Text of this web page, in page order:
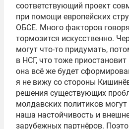
соответствующий проект
при помощи европейских
ОБСЕ. Много факторов
тормозится искусственно.
могут что-то придумать,
в НСГ, что тоже
она всё же будет
я не вижу со стороны
решения существующих
молдавских политиков
наша настойчивость и
зарубежных партнёров.